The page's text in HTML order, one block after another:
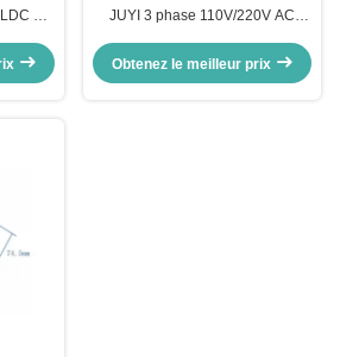
à
Board
JUYI 3 phase 110V/220V AC
With JY02A IC for BLDC
Sensorless Motor
Obtenez le meilleur prix